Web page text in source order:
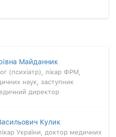
Майданник
(психіатр), лікар ФРМ,
наук, заступник
директор
Кулик
України, доктор медичних